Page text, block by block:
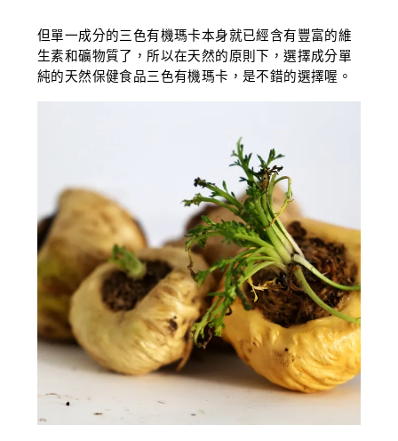
但單一成分的三色有機瑪卡本身就已經含有豐富的維
生素和礦物質了，所以在天然的原則下，選擇成分單
純的天然保健食品三色有機瑪卡，是不錯的選擇喔。